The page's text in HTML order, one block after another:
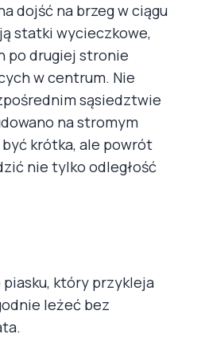
dojść na brzeg w ciągu
statki wycieczkowe,
po drugiej stronie
w centrum. Nie
sąsiedztwie
na stromym
krótka, ale powrót
nie tylko odległość
piasku, który przykleja
leżeć bez